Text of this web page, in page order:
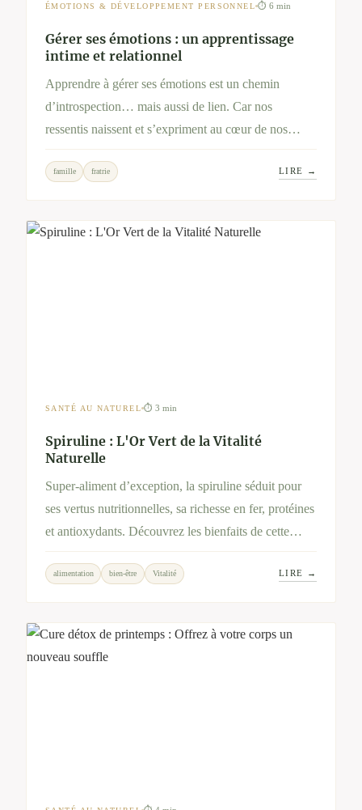
ÉMOTIONS & DÉVELOPPEMENT PERSONNEL ⏱ 6 min
Gérer ses émotions : un apprentissage
intime et relationnel
Apprendre à gérer ses émotions est un chemin
d’introspection… mais aussi de lien. Car nos
ressentis naissent et s’expriment au cœur de nos
relations : mère-fille, fratrie, famille recomposée…
Cet article explore ce double mouvement – personnel
et relationnel – pour retrouver équilibre et
apaisement.
famille fratrie LIRE →
SANTÉ AU NATUREL ⏱ 3 min
Spiruline : L'Or Vert de la Vitalité
Naturelle
Super-aliment d’exception, la spiruline séduit pour
ses vertus nutritionnelles, sa richesse en fer, protéines
et antioxydants. Découvrez les bienfaits de cette
micro-algue et l’engagement local de Spirup,
producteur artisanal partenaire de Bien-Hêtre.
alimentation bien-être Vitalité LIRE →